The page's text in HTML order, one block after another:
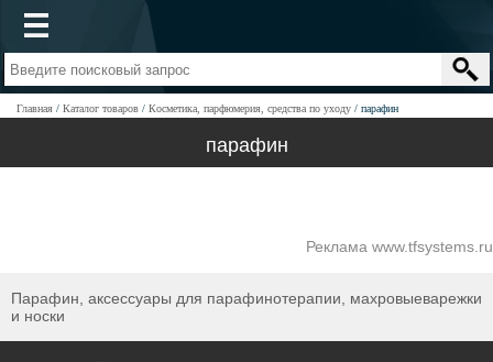
Главная Каталог товаров Косметика, парфюмерия, средства по уходу парафин
парафин
Реклама www.tfsystems.ru
Парафин, аксессуары для парафинотерапии, махровыеварежки
и носки